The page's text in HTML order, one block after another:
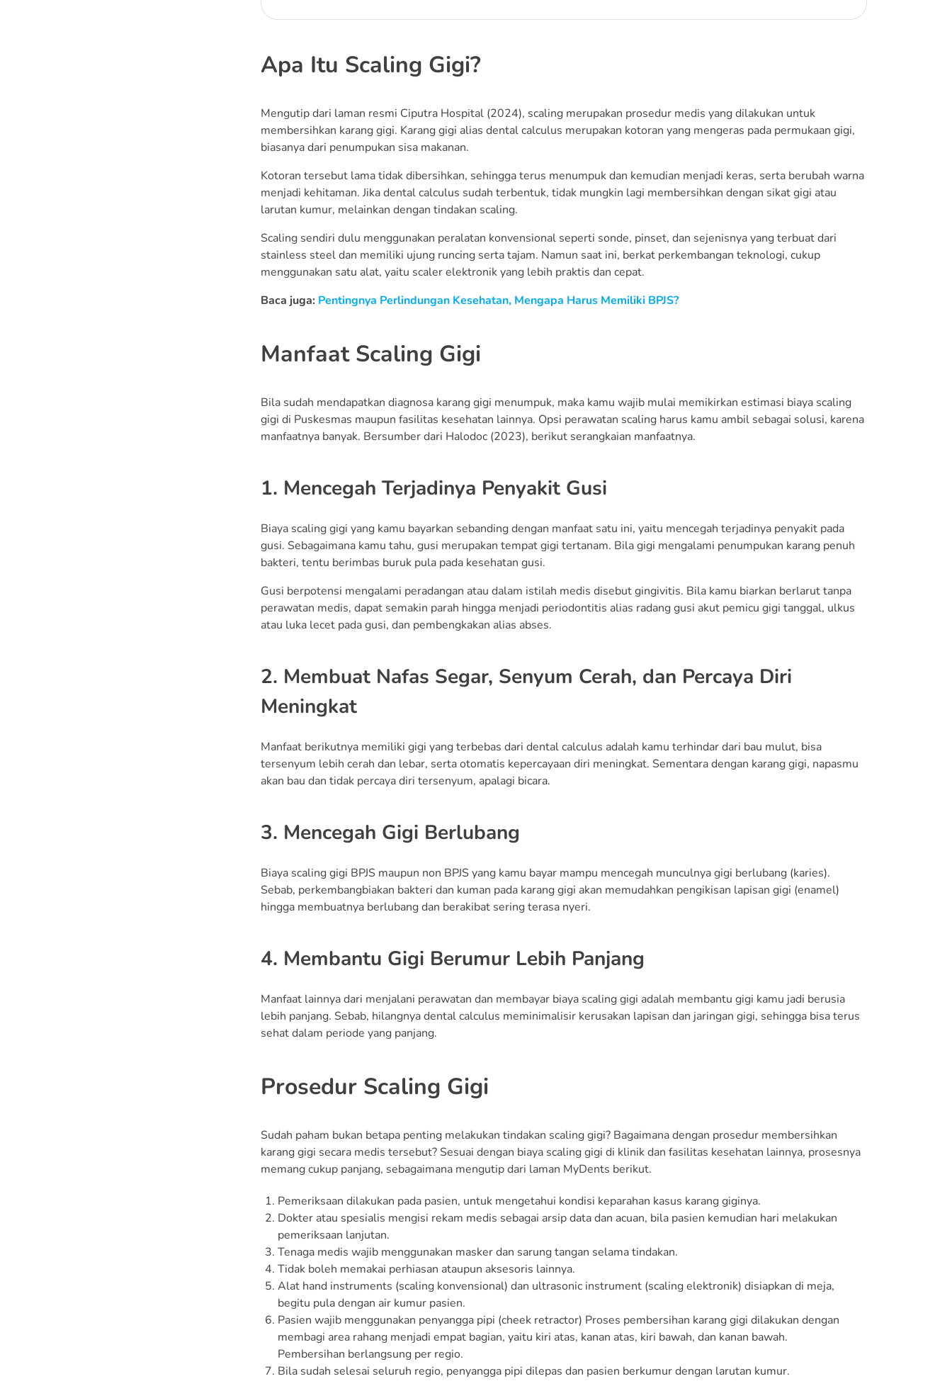
Apa Itu Scaling Gigi?
Mengutip dari laman resmi Ciputra Hospital (2024), scaling merupakan prosedur medis yang dilakukan untuk
membersihkan karang gigi. Karang gigi alias dental calculus merupakan kotoran yang mengeras pada permukaan gigi,
biasanya dari penumpukan sisa makanan.
Kotoran tersebut lama tidak dibersihkan, sehingga terus menumpuk dan kemudian menjadi keras, serta berubah warna
menjadi kehitaman. Jika dental calculus sudah terbentuk, tidak mungkin lagi membersihkan dengan sikat gigi atau
larutan kumur, melainkan dengan tindakan scaling.
Scaling sendiri dulu menggunakan peralatan konvensional seperti sonde, pinset, dan sejenisnya yang terbuat dari
stainless steel dan memiliki ujung runcing serta tajam. Namun saat ini, berkat perkembangan teknologi, cukup
menggunakan satu alat, yaitu scaler elektronik yang lebih praktis dan cepat.
Baca juga: Pentingnya Perlindungan Kesehatan, Mengapa Harus Memiliki BPJS?
Manfaat Scaling Gigi
Bila sudah mendapatkan diagnosa karang gigi menumpuk, maka kamu wajib mulai memikirkan estimasi biaya scaling
gigi di Puskesmas maupun fasilitas kesehatan lainnya. Opsi perawatan scaling harus kamu ambil sebagai solusi, karena
manfaatnya banyak. Bersumber dari Halodoc (2023), berikut serangkaian manfaatnya.
1. Mencegah Terjadinya Penyakit Gusi
Biaya scaling gigi yang kamu bayarkan sebanding dengan manfaat satu ini, yaitu mencegah terjadinya penyakit pada
gusi. Sebagaimana kamu tahu, gusi merupakan tempat gigi tertanam. Bila gigi mengalami penumpukan karang penuh
bakteri, tentu berimbas buruk pula pada kesehatan gusi.
Gusi berpotensi mengalami peradangan atau dalam istilah medis disebut gingivitis. Bila kamu biarkan berlarut tanpa
perawatan medis, dapat semakin parah hingga menjadi periodontitis alias radang gusi akut pemicu gigi tanggal, ulkus
atau luka lecet pada gusi, dan pembengkakan alias abses.
2. Membuat Nafas Segar, Senyum Cerah, dan Percaya Diri
Meningkat
Manfaat berikutnya memiliki gigi yang terbebas dari dental calculus adalah kamu terhindar dari bau mulut, bisa
tersenyum lebih cerah dan lebar, serta otomatis kepercayaan diri meningkat. Sementara dengan karang gigi, napasmu
akan bau dan tidak percaya diri tersenyum, apalagi bicara.
3. Mencegah Gigi Berlubang
Biaya scaling gigi BPJS maupun non BPJS yang kamu bayar mampu mencegah munculnya gigi berlubang (karies).
Sebab, perkembangbiakan bakteri dan kuman pada karang gigi akan memudahkan pengikisan lapisan gigi (enamel)
hingga membuatnya berlubang dan berakibat sering terasa nyeri.
4. Membantu Gigi Berumur Lebih Panjang
Manfaat lainnya dari menjalani perawatan dan membayar biaya scaling gigi adalah membantu gigi kamu jadi berusia
lebih panjang. Sebab, hilangnya dental calculus meminimalisir kerusakan lapisan dan jaringan gigi, sehingga bisa terus
sehat dalam periode yang panjang.
Prosedur Scaling Gigi
Sudah paham bukan betapa penting melakukan tindakan scaling gigi? Bagaimana dengan prosedur membersihkan
karang gigi secara medis tersebut? Sesuai dengan biaya scaling gigi di klinik dan fasilitas kesehatan lainnya, prosesnya
memang cukup panjang, sebagaimana mengutip dari laman MyDents berikut.
Pemeriksaan dilakukan pada pasien, untuk mengetahui kondisi keparahan kasus karang giginya.
Dokter atau spesialis mengisi rekam medis sebagai arsip data dan acuan, bila pasien kemudian hari melakukan
pemeriksaan lanjutan.
Tenaga medis wajib menggunakan masker dan sarung tangan selama tindakan.
Tidak boleh memakai perhiasan ataupun aksesoris lainnya.
Alat hand instruments (scaling konvensional) dan ultrasonic instrument (scaling elektronik) disiapkan di meja,
begitu pula dengan air kumur pasien.
Pasien wajib menggunakan penyangga pipi (cheek retractor) Proses pembersihan karang gigi dilakukan dengan
membagi area rahang menjadi empat bagian, yaitu kiri atas, kanan atas, kiri bawah, dan kanan bawah.
Pembersihan berlangsung per regio.
Bila sudah selesai seluruh regio, penyangga pipi dilepas dan pasien berkumur dengan larutan kumur.